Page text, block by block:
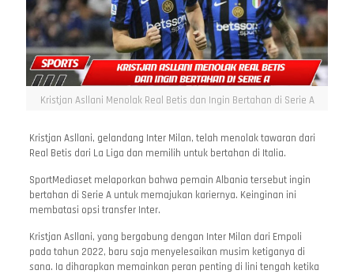
Kristjan Asllani Menolak Real Betis dan Ingin Bertahan di Serie A
Kristjan Asllani, gelandang Inter Milan, telah menolak tawaran dari
Real Betis dari La Liga dan memilih untuk bertahan di Italia.
SportMediaset melaporkan bahwa pemain Albania tersebut ingin
bertahan di Serie A untuk memajukan kariernya. Keinginan ini
membatasi opsi transfer Inter.
Kristjan Asllani, yang bergabung dengan Inter Milan dari Empoli
pada tahun 2022, baru saja menyelesaikan musim ketiganya di
sana. Ia diharapkan memainkan peran penting di lini tengah ketika